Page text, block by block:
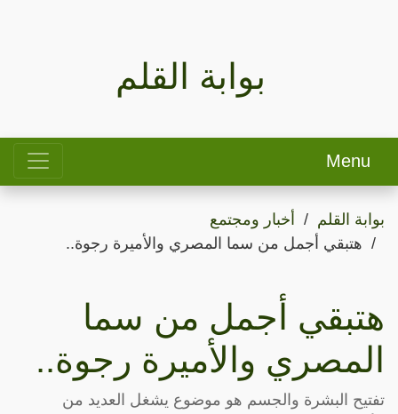
بوابة القلم
Menu
بوابة القلم
أخبار ومجتمع
هتبقي أجمل من سما المصري والأميرة رجوة..
هتبقي أجمل من سما
المصري والأميرة رجوة..
تفتيح البشرة والجسم هو موضوع يشغل العديد من